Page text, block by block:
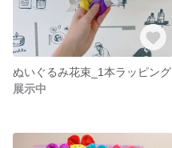
ぬいぐるみ花束_1本ラッピング
展示中